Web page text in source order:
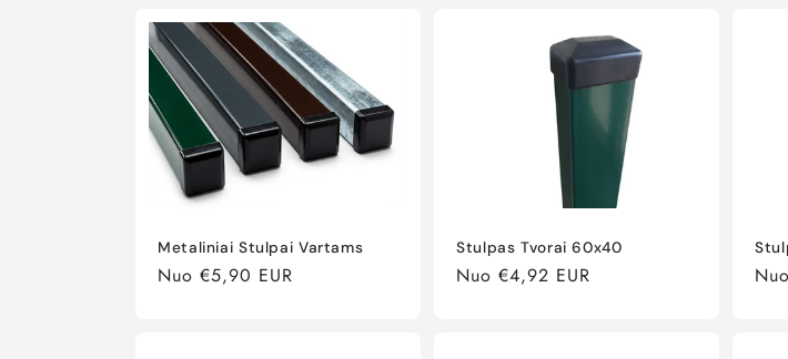
Metaliniai Stulpai Vartams
Įprasta
Nuo €5,90 EUR
Stulpas Tvorai 60x40
Įprasta
Nuo €4,92 EUR